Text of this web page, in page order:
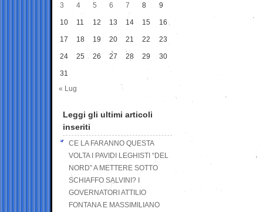
3 4 5 6 7 8 9
10 11 12 13 14 15 16
17 18 19 20 21 22 23
24 25 26 27 28 29 30
31
« Lug
Leggi gli ultimi articoli
inseriti
CE LA FARANNO QUESTA
VOLTA I PAVIDI LEGHISTI “DEL
NORD” A METTERE SOTTO
SCHIAFFO SALVINI? I
GOVERNATORI ATTILIO
FONTANA E MASSIMILIANO